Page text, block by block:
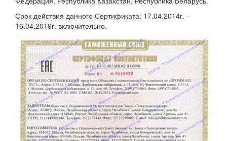
Срок действия данного Сертификата: 17.04.2014г. -
16.04.2019г. включительно.